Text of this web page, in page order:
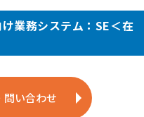
業務システム：SE＜在
問い合わせ